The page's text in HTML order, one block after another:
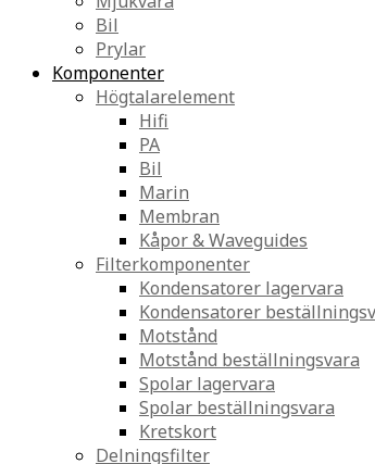
Bil
Prylar
Komponenter
Högtalarelement
Hifi
PA
Bil
Marin
Membran
Kåpor & Waveguides
Filterkomponenter
Kondensatorer lagervara
Kondensatorer
Motstånd
Motstånd beställningsvara
Spolar lagervara
Spolar beställningsvara
Kretskort
Delningsfilter